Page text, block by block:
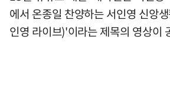
에서 온종일 찬양하는 서인영 신앙
인영 라이브)'이라는 제목의 영상이